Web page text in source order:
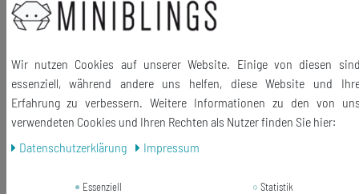
Material Motiv: Kunststoff
Motivgröße: 9 x 16 mm
Ähnliche Artikel
Wir nutzen Cookies auf unserer Website. Einige von diesen
essenziell, während andere uns helfen, diese Website und
Erfahrung zu verbessern. Weitere Informationen zu den von
verwendeten Cookies und Ihren Rechten als Nutzer finden Sie hier:
Daten­schutz­erklärung
Impressum
Essenziell
Statistik